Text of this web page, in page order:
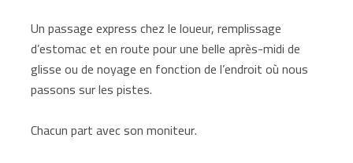
Un passage express chez le loueur, remplissage
d’estomac et en route pour une belle après-midi de
glisse ou de noyage en fonction de l’endroit où nous
passons sur les pistes.
Chacun part avec son moniteur.